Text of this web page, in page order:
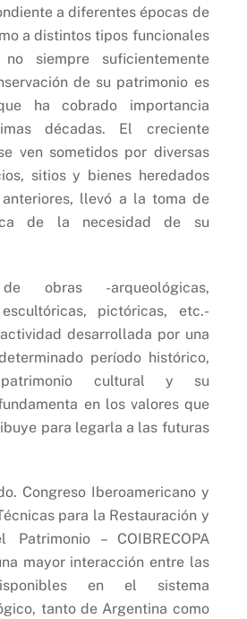
a diferentes épocas de
a distintos tipos funcionales
siempre suficientemente
de su patrimonio es
ha cobrado importancia
décadas. El creciente
ven sometidos por diversas
sitios y bienes heredados
anteriores, llevó a la toma de
de la necesidad de su
obras -arqueológicas,
pictóricas, etc.-
desarrollada por una
período histórico,
cultural y su
en los valores que
para legarla a las futuras
Congreso Iberoamericano y
para la Restauración y
Patrimonio – COIBRECOPA
mayor interacción entre las
en el sistema
tanto de Argentina como